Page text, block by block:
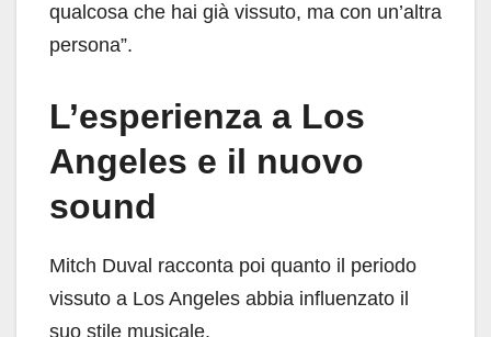
qualcosa che hai già vissuto, ma con un’altra
persona”.
L’esperienza a Los
Angeles e il nuovo
sound
Mitch Duval racconta poi quanto il periodo
vissuto a Los Angeles abbia influenzato il
suo stile musicale.